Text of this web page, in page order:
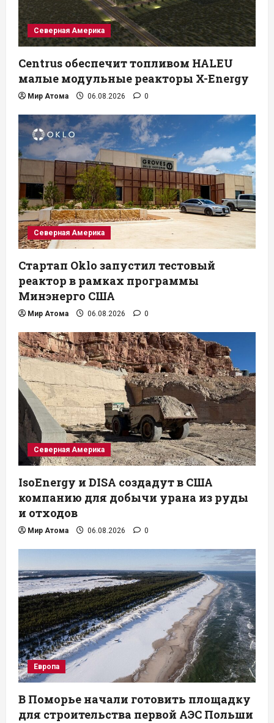
Северная Америка
Centrus обеспечит топливом HALEU
малые модульные реакторы X-Energy
Мир Атома 06.08.2026 0
Северная Америка
Стартап Oklo запустил тестовый
реактор в рамках программы
Минэнерго США
Мир Атома 06.08.2026 0
Северная Америка
IsoEnergy и DISA создадут в США
компанию для добычи урана из руды
и отходов
Мир Атома 06.08.2026 0
Европа
В Поморье начали готовить площадку
для строительства первой АЭС Польши